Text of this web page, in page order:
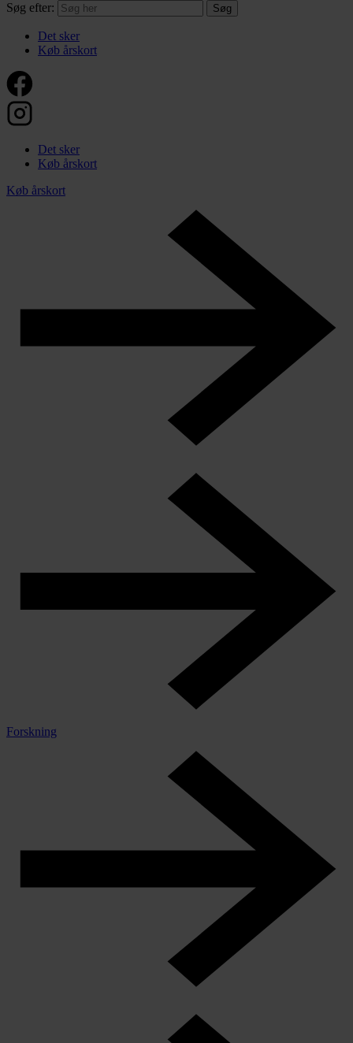
Søg efter:
Det sker
Køb årskort
Det sker
Køb årskort
Køb årskort
Forskning